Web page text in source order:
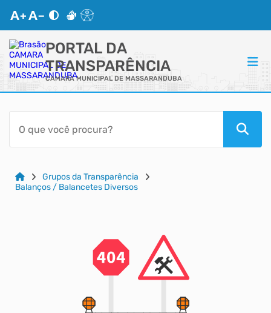
PORTAL DA
TRANSPARÊNCIA
CAMARA MUNICIPAL DE MASSARANDUBA
ACESSO RÁPIDO
Acessibilidade
CidadãoGrupos da Transparência
Balanços / Balancetes Diversos